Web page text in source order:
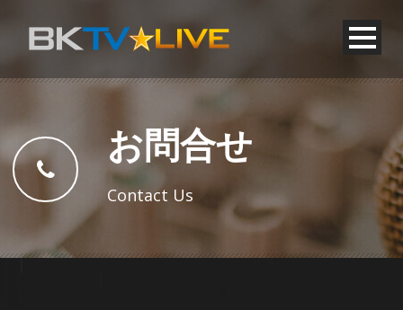
お問合せ
Contact Us